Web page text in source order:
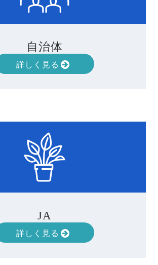
自治体
詳しく見る
JA
詳しく見る